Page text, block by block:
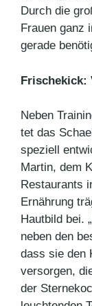
Durch die
Frauen ganz
gerade
Frischekick:
Neben
tet das
speziell
Martin, dem
Restaurants
Er­näh­rung
Hautbild bei.
neben den
dass sie den
versor­gen,
der